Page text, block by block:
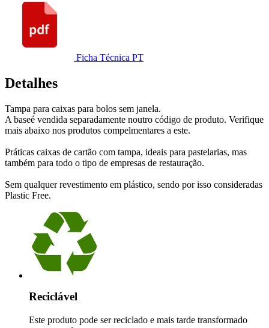
Ficha Técnica PT
Detalhes
Tampa para caixas para bolos sem janela.
A baseé vendida separadamente noutro código de produto. Verifique
mais abaixo nos produtos compelmentares a este.
Práticas caixas de cartão com tampa, ideais para pastelarias, mas
também para todo o tipo de empresas de restauração.
Sem qualquer revestimento em plástico, sendo por isso consideradas
Plastic Free.
Reciclável
Este produto pode ser reciclado e mais tarde transformado